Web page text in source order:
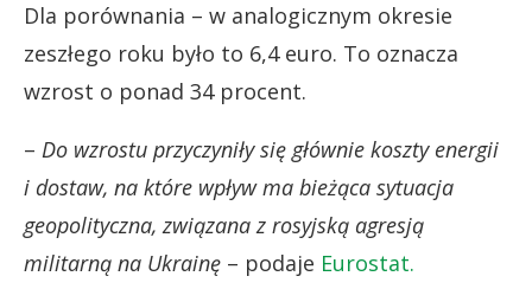
Dla porównania – w analogicznym okresie
zeszłego roku było to 6,4 euro. To oznacza
wzrost o ponad 34 procent.
– Do wzrostu przyczyniły się głównie koszty energii
i dostaw, na które wpływ ma bieżąca sytuacja
geopolityczna, związana z rosyjską agresją
militarną na Ukrainę – podaje Eurostat.